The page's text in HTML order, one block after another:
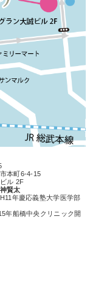
本町6-4-15
ル 2F
賢太
年慶応義塾大学医学部
年船橋中央クリニック開